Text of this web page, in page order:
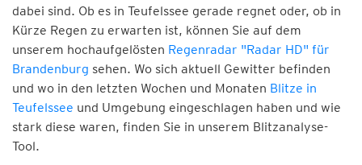
dabei sind. Ob es in Teufelssee gerade regnet oder, ob in
Kürze Regen zu erwarten ist, können Sie auf dem
unserem hochaufgelösten Regenradar "Radar HD" für
Brandenburg sehen. Wo sich aktuell Gewitter befinden
und wo in den letzten Wochen und Monaten Blitze in
Teufelssee und Umgebung eingeschlagen haben und wie
stark diese waren, finden Sie in unserem Blitzanalyse-
Tool.